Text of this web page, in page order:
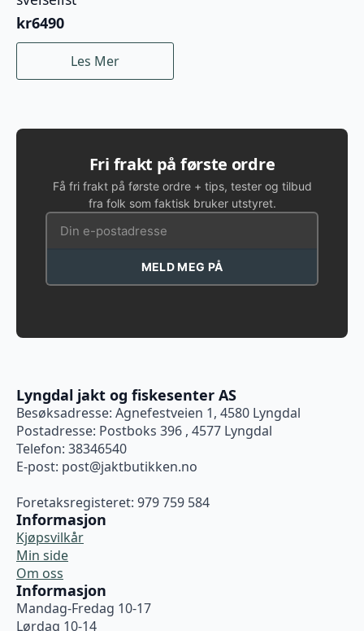
kr6490
Les Mer
Fri frakt på første ordre
Få fri frakt på første ordre + tips, tester og tilbud
fra folk som faktisk bruker utstyret.
MELD MEG PÅ
Lyngdal jakt og fiskesenter AS
Besøksadresse: Agnefestveien 1, 4580 Lyngdal
Postadresse: Postboks 396 , 4577 Lyngdal
Telefon: 38346540
E-post: post@jaktbutikken.no
Foretaksregisteret: 979 759 584
Informasjon
Kjøpsvilkår
Min side
Om oss
Informasjon
Mandag-Fredag 10-17
Lørdag 10-14